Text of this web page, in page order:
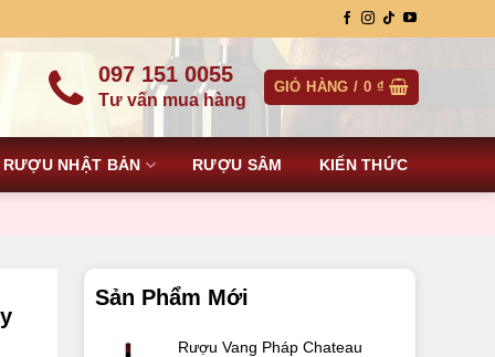
097 151 0055
Tư vấn mua hàng
GIỎ HÀNG / 0 ₫
RƯỢU NHẬT BẢN RƯỢU SÂM KIẾN THỨC
Sản Phẩm Mới
Rượu Vang Pháp Chateau